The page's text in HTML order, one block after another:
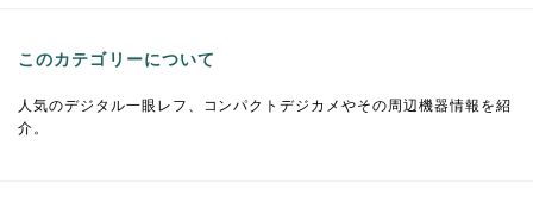
このカテゴリーについて
人気のデジタル一眼レフ、コンパクトデジカメやその周辺機器情報を紹
介。